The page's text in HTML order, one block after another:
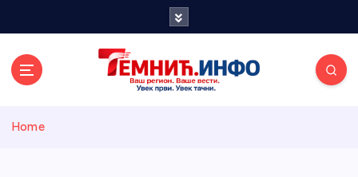
Home